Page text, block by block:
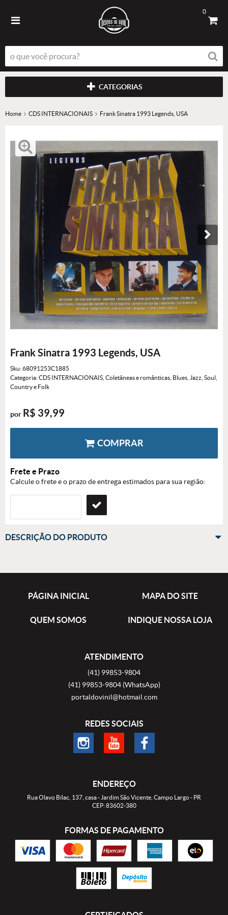
0
CATEGORIAS
Home CDS INTERNACIONAIS Frank Sinatra 1993 Legends, USA
Frank Sinatra 1993 Legends, USA
Sku:68091253C1885
Categoria:CDS INTERNACIONAIS Coletâneas e românticas Blues, Jazz, Soul,
Country e Folk
por R$ 39,99
COMPRAR
Frete e Prazo
Calcule o frete e o prazo de entrega estimados para sua região:
DESCRIÇÃO DO PRODUTO
PÁGINA INICIAL MAPA DO SITE
QUEM SOMOS INDIQUE NOSSA LOJA
ATENDIMENTO
(41) 99853-9804
(41)99853-9804 (WhatsApp)
portaldovinil@hotmail.com
REDES SOCIAIS
ENDEREÇO
Rua Olavo Bilac, 137, casa- Jardim São Vicente, Campo Largo- PR
CEP: 83602-380
FORMAS DE PAGAMENTO